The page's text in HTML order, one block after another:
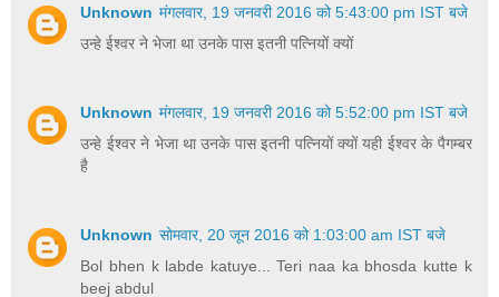
Unknown मंगलवार, 19 जनवरी 2016 को 5:43:00 pm IST बजे
उन्हे ईश्वर ने भेजा था उनके पास इतनी पत्नियों क्यों
Unknown मंगलवार, 19 जनवरी 2016 को 5:52:00 pm IST बजे
उन्हे ईश्वर ने भेजा था उनके पास इतनी पत्नियों क्यों यही ईश्वर के पैगम्बर
है
Unknown सोमवार, 20 जून 2016 को 1:03:00 am IST बजे
Bol bhen k labde katuye... Teri naa ka bhosda kutte k
beej abdul